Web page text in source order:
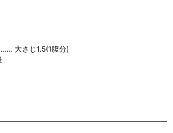
大さじ1.5(1腹分)